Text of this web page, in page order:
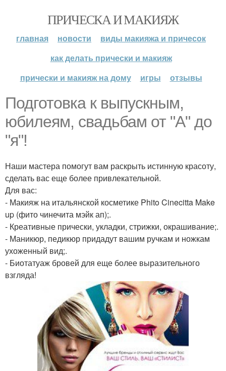
ПРИЧЕСКА И МАКИЯЖ
главная новости
виды макияжа и причесок
как делать прически и макияж
прически и макияж на дому
игры отзывы
Подготовка к выпускным,
юбилеям, свадьбам от "А" до
"я"!
Наши мастера помогут вам раскрыть истинную красоту,
сделать вас еще более привлекательной.
Для вас:
- Макияж на итальянской косметике Phito Cinecitta Make
up (фито чинечита мэйк ап);.
- Креативные прически, укладки, стрижки, окрашивание;.
- Маникюр, педикюр придадут вашим ручкам и ножкам
ухоженный вид;.
- Биотатуаж бровей для еще более выразительного
взгляда!